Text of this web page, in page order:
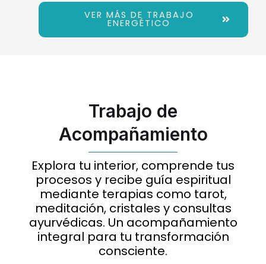
VER MÁS DE TRABAJO
ENERGÉTICO
Trabajo de
Acompañamiento
Explora tu interior, comprende tus
procesos y recibe guía espiritual
mediante terapias como tarot,
meditación, cristales y consultas
ayurvédicas. Un acompañamiento
integral para tu transformación
consciente.